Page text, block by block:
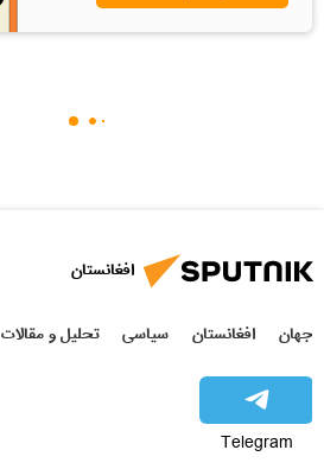
افغانستان
جهان افغانستان سیاسی تحلیل و مقالات
Telegram